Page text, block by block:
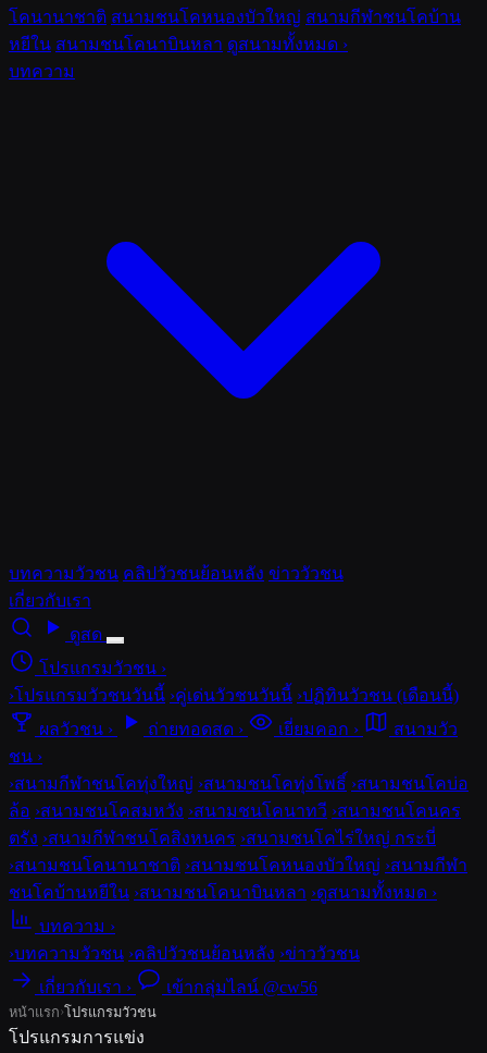
โคนานาชาติ สนามชนโคหนองบัวใหญ่ สนามกีฬาชนโคบ้าน
หยีใน สนามชนโคนาบินหลา ดูสนามทั้งหมด ›
บทความ
บทความวัวชน คลิปวัวชนย้อนหลัง ข่าววัวชน
เกี่ยวกับเรา
ดูสด
โปรแกรมวัวชน ›
›โปรแกรมวัวชนวันนี้ ›คู่เด่นวัวชนวันนี้ ›ปฏิทินวัวชน (เดือนนี้)
ผลวัวชน › ถ่ายทอดสด › เยี่ยมคอก ›
สนามวัว
ชน ›
›สนามกีฬาชนโคทุ่งใหญ่ ›สนามชนโคทุ่งโพธิ์ ›สนามชนโคบ่อ
ล้อ ›สนามชนโคสมหวัง ›สนามชนโคนาทวี ›สนามชนโคนคร
ตรัง ›สนามกีฬาชนโคสิงหนคร ›สนามชนโคไร่ใหญ่ กระบี่
›สนามชนโคนานาชาติ ›สนามชนโคหนองบัวใหญ่ ›สนามกีฬา
ชนโคบ้านหยีใน ›สนามชนโคนาบินหลา ›ดูสนามทั้งหมด ›
บทความ ›
›บทความวัวชน ›คลิปวัวชนย้อนหลัง ›ข่าววัวชน
เกี่ยวกับเรา › เข้ากลุ่มไลน์ @cw56
หน้าแรก› โปรแกรมวัวชน
โปรแกรมการแข่ง